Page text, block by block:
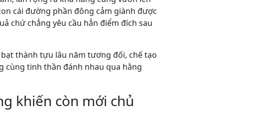
cái đường phần đông cảm giành được
chứ chẳng yêu cầu hẳn điểm đích sau
thành tựu lâu năm tương đối, chế tạo
tinh thần đánh nhau qua hằng
khiến còn mới chủ